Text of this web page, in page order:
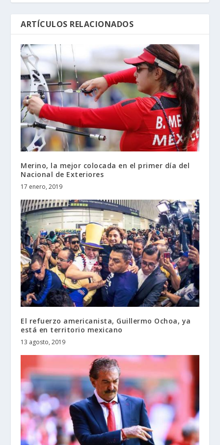
ARTÍCULOS RELACIONADOS
Merino, la mejor colocada en el primer día del
Nacional de Exteriores
17 enero, 2019
El refuerzo americanista, Guillermo Ochoa, ya
está en territorio mexicano
13 agosto, 2019